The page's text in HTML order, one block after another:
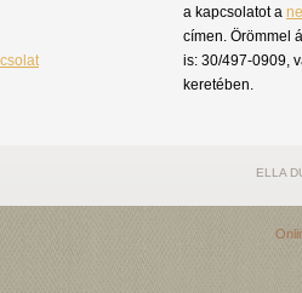
a kapcsolatot a
címen. Örömmel
is: 30/497-0909,
keretében.
ELLA